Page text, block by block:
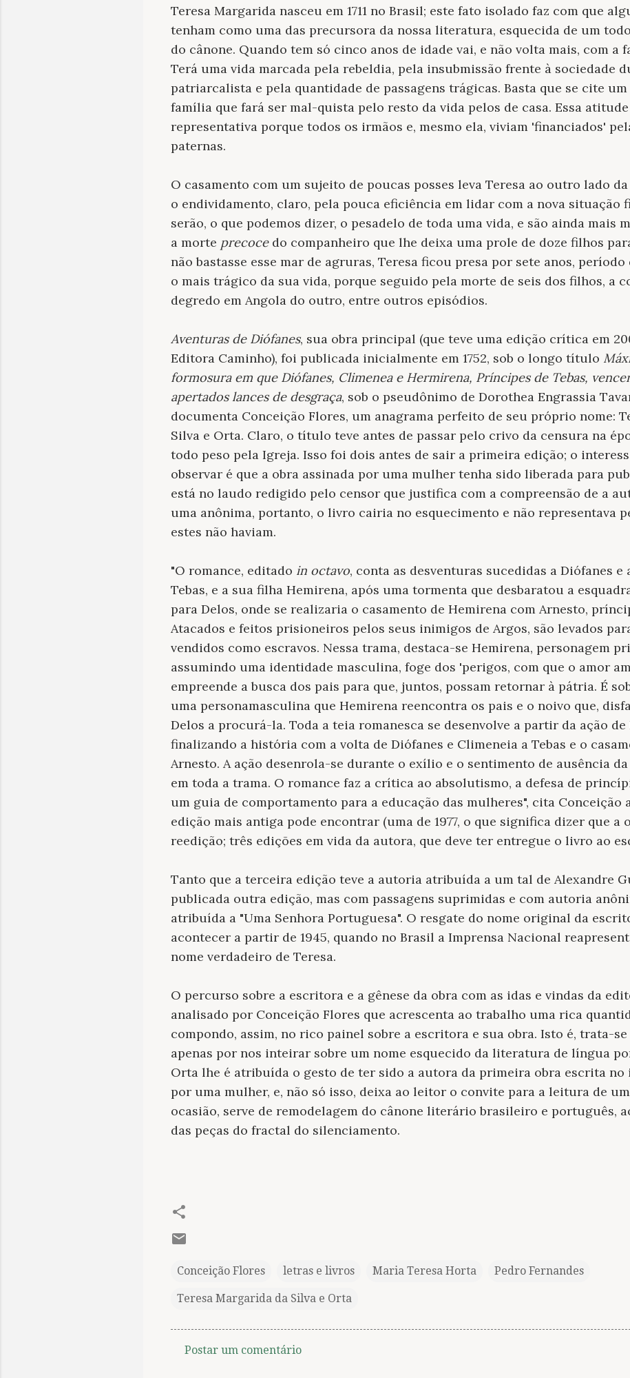
Teresa Margarida nasceu em 1711 no Brasil; este fato isolado faz com que
tenham como uma das precursora da nossa literatura, esquecida de um
do cânone. Quando tem só cinco anos de idade vai, e não volta mais, com a
Terá uma vida marcada pela rebeldia, pela insubmissão frente à sociedade
patriarcalista e pela quantidade de passagens trágicas. Basta que se cite
família que fará ser mal-quista pelo resto da vida pelos de casa. Essa
representativa porque todos os irmãos e, mesmo ela, viviam 'financiados'
paternas.
O casamento com um sujeito de poucas posses leva Teresa ao outro lado da
o endividamento, claro, pela pouca eficiência em lidar com a nova situação
serão, o que podemos dizer, o pesadelo de toda uma vida, e são ainda mais
a morte precocedo companheiro que lhe deixa uma prole de doze filhos
não bastasse esse mar de agruras, Teresa ficou presa por sete anos,
o mais trágico da sua vida, porque seguido pela morte de seis dos filhos, a
degredo em Angola do outro, entre outros episódios.
Aventuras de Diófanes, sua obra principal (que teve uma edição crítica em
Editora Caminho), foi publicada inicialmente em 1752, sob o longo título
formosura em que Diófanes, Climenea e Hermirena, Príncipes de Tebas,
apertados lances de desgraça, sob o pseudônimo de Dorothea Engrassia
documenta Conceição Flores, um anagrama perfeito de seu próprio nome:
Silva e Orta. Claro, o título teve antes de passar pelo crivo da censura na
todo peso pela Igreja. Isso foi dois antes de sair a primeira edição; o
observar é que a obra assinada por uma mulher tenha sido liberada para
está no laudo redigido pelo censor que justifica com a compreensão de a
uma anônima, portanto, o livro cairia no esquecimento e não representava
estes não haviam.
"O romance, editado in octavo, conta as desventuras sucedidas a Diófanes e
Tebas, e a sua filha Hemirena, após uma tormenta que desbaratou a
para Delos, onde se realizaria o casamento de Hemirena com Arnesto,
Atacados e feitos prisioneiros pelos seus inimigos de Argos, são levados
vendidos como escravos. Nessa trama, destaca-se Hemirena, personagem
assumindo uma identidade masculina, foge dos 'perigos, com que o amor
empreende a busca dos pais para que, juntos, possam retornar à pátria. É
uma personamasculina que Hemirena reencontra os pais e o noivo que,
Delos a procurá-la. Toda a teia romanesca se desenvolve a partir da ação
finalizando a história com a volta de Diófanes e Climeneia a Tebas e o
Arnesto. A ação desenrola-se durante o exílio e o sentimento de ausência
em toda a trama. O romance faz a crítica ao absolutismo, a defesa de
um guia de comportamento para a educação das mulheres", cita
edição mais antiga pode encontrar (uma de 1977, o que significa dizer que a
reedição; três edições em vida da autora, que deve ter entregue o livro ao
Tanto que a terceira edição teve a autoria atribuída a um tal de Alexandre
publicada outra edição, mas com passagens suprimidas e com autoria
atribuída a "Uma Senhora Portuguesa". O resgate do nome original da
acontecer a partir de 1945, quando no Brasil a Imprensa Nacional
nome verdadeiro de Teresa.
O percurso sobre a escritora e a gênese da obra com as idas e vindas da
analisado por Conceição Flores que acrescenta ao trabalho uma rica
compondo, assim, no rico painel sobre a escritora e sua obra. Isto é, trata-
apenas por nos inteirar sobre um nome esquecido da literatura de língua
Orta lhe é atribuída o gesto de ter sido a autora da primeira obra escrita no
por uma mulher, e, não só isso, deixa ao leitor o convite para a leitura de
ocasião, serve de remodelagem do cânone literário brasileiro e português,
das peças do fractal do silenciamento.
Conceição Flores letras e livros Maria Teresa Horta Pedro Fernandes
Teresa Margarida da Silva e Orta
Postar um comentário